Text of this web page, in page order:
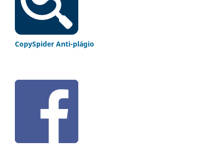
CopySpider Anti-plágio